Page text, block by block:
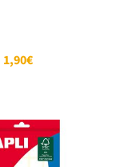
1,90€